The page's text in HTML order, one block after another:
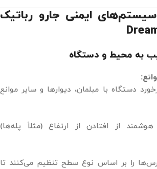
ایمنی جارو رباتیک
به محیط و دستگاه
دستگاه با مبلمان، دیوارها و سایر موانع
از افتادن از ارتفاع (مثلاً پله‌ها)
را بر اساس نوع سطح تنظیم می‌کنند تا